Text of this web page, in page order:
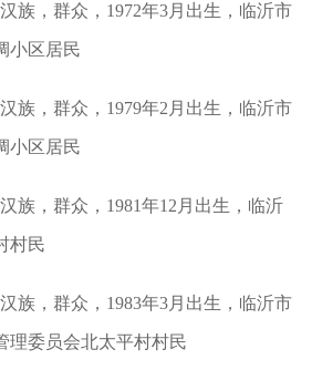
族，群众，1972年3月出生，临沂市
小区居民
族，群众，1979年2月出生，临沂市
小区居民
族，群众，1981年12月出生，临沂
村民
族，群众，1983年3月出生，临沂市
理委员会北太平村村民